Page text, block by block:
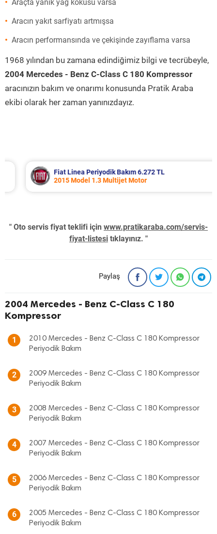
Araçta yanık yağ kokusu varsa
Aracın yakıt sarfiyatı artmışsa
Aracın performansında ve çekişinde zayıflama varsa
1968 yılından bu zamana edindiğimiz bilgi ve tecrübeyle,
2004 Mercedes - Benz C-Class C 180 Kompressor
aracınızın bakım ve onarımı konusunda Pratik Araba
ekibi olarak her zaman yanınızdayız.
Fiat Linea Periyodik Bakım 6.272 TL
2015 Model 1.3 Multijet Motor
" Oto servis fiyat teklifi için www.pratikaraba.com/servis-
fiyat-listesi tıklayınız. "
Paylaş
2004 Mercedes - Benz C-Class C 180
Kompressor
1
2010 Mercedes - Benz C-Class C 180 Kompressor
Periyodik Bakım
2
2009 Mercedes - Benz C-Class C 180 Kompressor
Periyodik Bakım
3
2008 Mercedes - Benz C-Class C 180 Kompressor
Periyodik Bakım
4
2007 Mercedes - Benz C-Class C 180 Kompressor
Periyodik Bakım
5
2006 Mercedes - Benz C-Class C 180 Kompressor
Periyodik Bakım
6
2005 Mercedes - Benz C-Class C 180 Kompressor
Periyodik Bakım